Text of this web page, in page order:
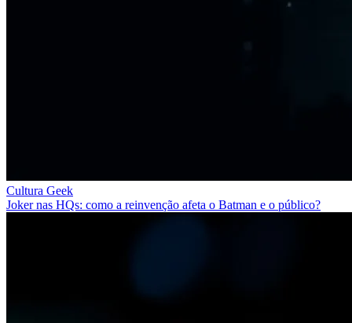
Cultura Geek
Joker nas HQs: como a reinvenção afeta o Batman e o público?